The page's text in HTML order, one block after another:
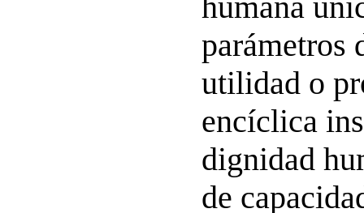
parámetros
utilidad o
encíclica
dignidad
de